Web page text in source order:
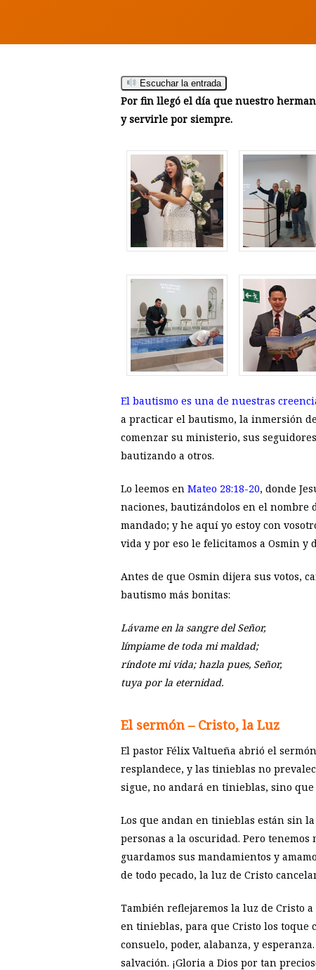
Hit enter to search or ESC to close
Escuchar la entrada
Por fin llegó el día que nuestro
y servirle por siempre.
El bautismo es una de nuestras
a practicar el bautismo, la inmersión
comenzar su ministerio, sus
bautizando a otros.
Lo leemos en Mateo 28:18-20, donde
naciones, bautizándolos en el nombre
mandado; y he aquí yo estoy con
vida y por eso le felicitamos a Osmin y
Antes de que Osmin dijera sus votos,
bautismo más bonitas:
Lávame en la sangre del Señor,
límpiame de toda mi maldad;
ríndote mi vida; hazla pues, Señor,
tuya por la eternidad.
El sermón – Cristo, la Luz
El pastor Félix Valtueña abrió el
resplandece, y las tinieblas no
sigue, no andará en tinieblas, sino
Los que andan en tinieblas están sin
personas a la oscuridad. Pero
guardamos sus mandamientos y
de todo pecado, la luz de Cristo
También reflejaremos la luz de Cristo
en tinieblas, para que Cristo los toque
consuelo, poder, alabanza, y
salvación. ¡Gloria a Dios por tan